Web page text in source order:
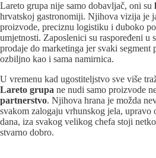
Lareto grupa nije samo dobavljač, oni su
hrvatskoj gastronomiji. Njihova vizija je
proizvode, preciznu logistiku i duboko
umjetnosti. Zaposlenici su raspoređeni u
prodaje do marketinga jer svaki segment
ozbiljno kao i sama namirnica.
U vremenu kad ugostiteljstvo sve više
Lareto grupa ne nudi samo proizvode
partnerstvo. Njihova hrana je možda
svakom zalogaju vrhunskog jela,
dana, iza svakog velikog chefa stoji
stvarno dobro.